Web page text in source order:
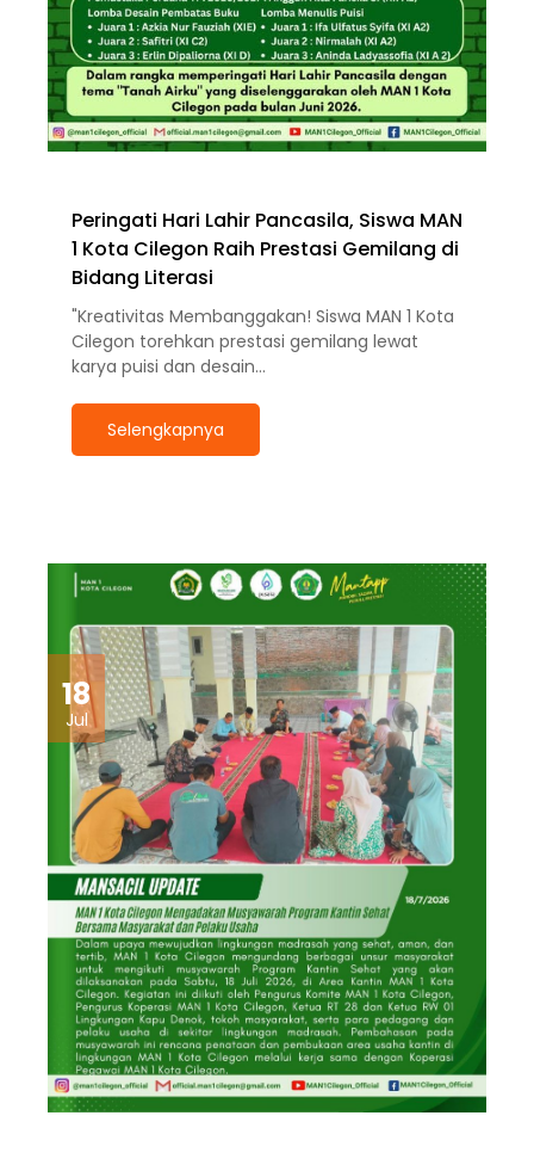
Peringati Hari Lahir Pancasila, Siswa MAN
1 Kota Cilegon Raih Prestasi Gemilang di
Bidang Literasi
"Kreativitas Membanggakan! Siswa MAN 1 Kota
Cilegon torehkan prestasi gemilang lewat
karya puisi dan desain…
Selengkapnya
18
Jul